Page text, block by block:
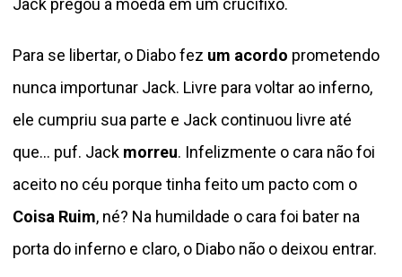
Jack pregou a moeda em um crucifixo.
Para se libertar, o Diabo fez um acordo prometendo
nunca importunar Jack. Livre para voltar ao inferno,
ele cumpriu sua parte e Jack continuou livre até
que… puf. Jack morreu. Infelizmente o cara não foi
aceito no céu porque tinha feito um pacto com o
Coisa Ruim, né? Na humildade o cara foi bater na
porta do inferno e claro, o Diabo não o deixou entrar.